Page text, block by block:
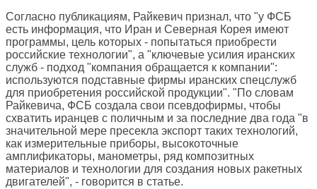
Согласно публикациям, Райкевич признал, что "у ФСБ
есть информация, что Иран и Северная Корея имеют
программы, цель которых - попытаться приобрести
российские технологии", а "ключевые усилия иранских
служб - подход "компания обращается к компании":
используются подставные фирмы иранских спецслужб
для приобретения российской продукции". "По словам
Райкевича, ФСБ создала свои псевдофирмы, чтобы
схватить иранцев с поличным и за последние два года "в
значительной мере пресекла экспорт таких технологий,
как измерительные приборы, высокоточные
амплификаторы, манометры, ряд композитных
материалов и технологии для создания новых ракетных
двигателей", - говорится в статье.